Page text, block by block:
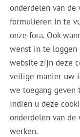
onderdelen van
formulieren in te
onze fora. Ook
wenst in te loggen
website zijn deze
veilige manier uw
we toegang
Indien u deze
onderdelen van
werken.